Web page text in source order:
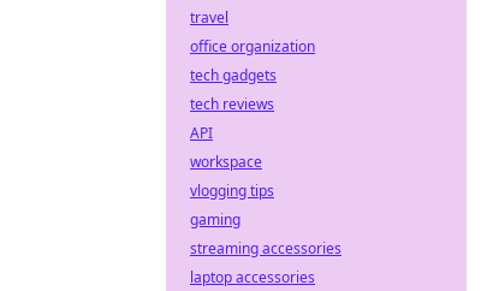
travel
office organization
tech gadgets
tech reviews
API
workspace
vlogging tips
gaming
streaming accessories
laptop accessories